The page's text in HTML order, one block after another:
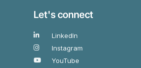
Let's connect
LinkedIn
Instagram
YouTube